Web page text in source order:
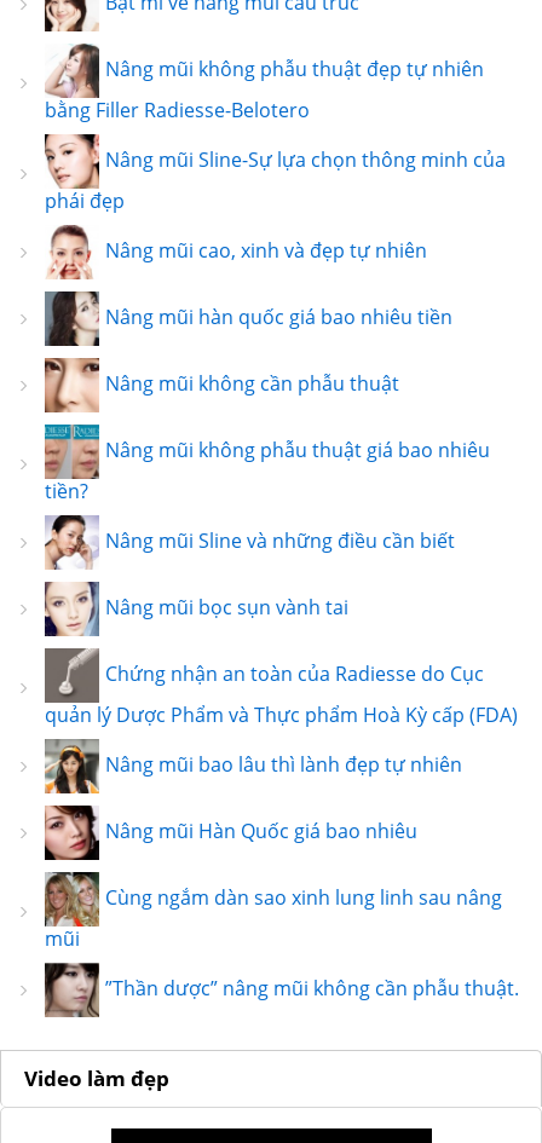
Nâng mũi không phẫu thuật đẹp tự nhiên
bằng Filler Radiesse-Belotero
Nâng mũi Sline-Sự lựa chọn thông minh của
phái đẹp
Nâng mũi cao, xinh và đẹp tự nhiên
Nâng mũi hàn quốc giá bao nhiêu tiền
Nâng mũi không cần phẫu thuật
Nâng mũi không phẫu thuật giá bao nhiêu
tiền?
Nâng mũi Sline và những điều cần biết
Nâng mũi bọc sụn vành tai
Chứng nhận an toàn của Radiesse do Cục
quản lý Dược Phẩm và Thực phẩm Hoà Kỳ cấp (FDA)
Nâng mũi bao lâu thì lành đẹp tự nhiên
Nâng mũi Hàn Quốc giá bao nhiêu
Cùng ngắm dàn sao xinh lung linh sau nâng
mũi
”Thần dược” nâng mũi không cần phẫu thuật.
Video làm đẹp